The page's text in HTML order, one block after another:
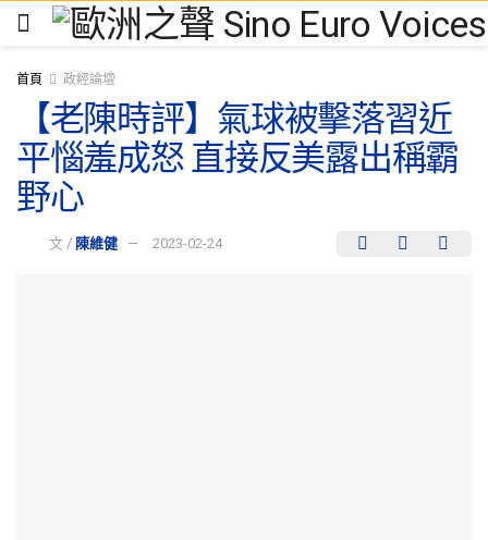
首頁 政經論壇
【老陳時評】氣球被擊落習近
平惱羞成怒 直接反美露出稱霸
野心
文 / 陳維健 2023-02-24